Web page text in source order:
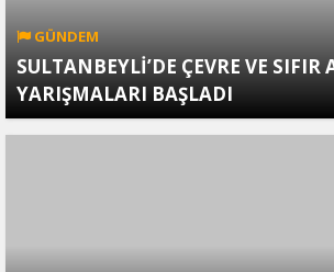
GÜNDEM
SULTANBEYLİ’DE ÇEVRE VE SIFIR
YARIŞMALARI BAŞLADI